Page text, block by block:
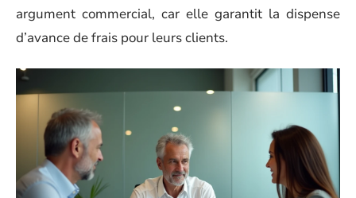
argument commercial, car elle garantit la dispense
d’avance de frais pour leurs clients.